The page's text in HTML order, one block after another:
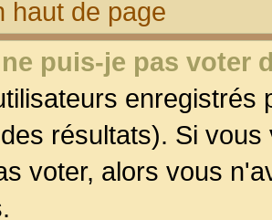
haut de page
puis-je pas voter
enregistrés
résultats). Si
voter, alors vous